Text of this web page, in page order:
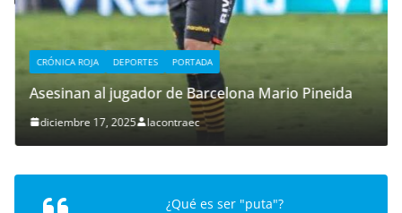
CRÓNICA ROJA DEPORTES PORTADA
Asesinan al jugador de Barcelona Mario Pineida
diciembre 17, 2025 lacontraec
¿Qué es ser "puta"?